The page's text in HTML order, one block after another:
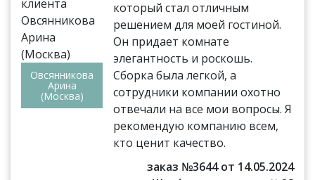
Овсянникова
Арина
(Москва)
который стал отличным
решением для моей гостиной.
Он придает комнате
элегантность и роскошь.
Сборка была легкой, а
сотрудники компании охотно
отвечали на все мои вопросы. Я
рекомендую компанию всем,
кто ценит качество.
заказ №3644 от 14.05.2024